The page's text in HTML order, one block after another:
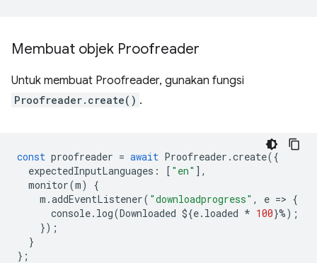
Membuat objek Proofreader
Untuk membuat Proofreader, gunakan fungsi
Proofreader.create() .
const proofreader = await Proofreader .create({
expectedInputLanguages : [ "en" ],
monitor(m)
{
m .addEventListener( "downloadprogress" , e => {
console. log(Downloaded ${e. loaded * 100}%);
});
}
};